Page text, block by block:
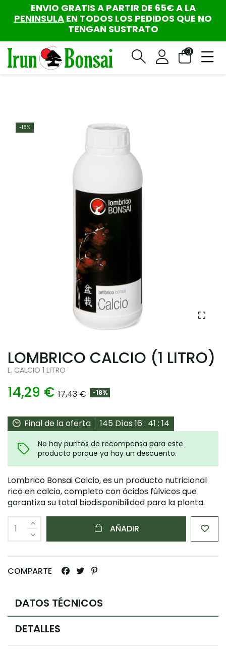
ENVIO GRATIS A PARTIR DE 65€ A LA
PENINSULA EN TODOS LOS PEDIDOS QUE NO
TENGAN SUSTRATO
0
-18%
LOMBRICO CALCIO (1 LITRO)
L. CALCIO 1 LITRO
14,29 € 17,43 € -18%
Final de la oferta 145 Días 16 : 41 : 13
No hay puntos de recompensa para este
producto porque ya hay un descuento.
Lombrico Bonsai Calcio, es un producto nutricional
rico en calcio, completo con ácidos fúlvicos que
garantiza su total biodisponibilidad para la planta.
AÑADIR
COMPARTE
DATOS TÉCNICOS
DETALLES